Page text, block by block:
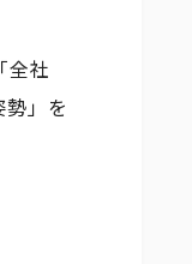
全社
」を